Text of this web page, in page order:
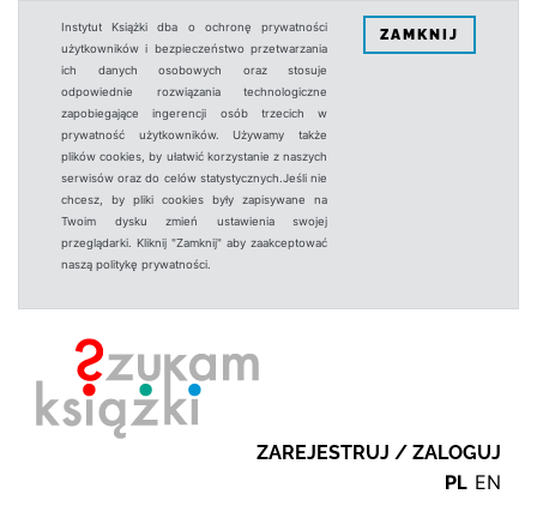
Instytut Książki dba o ochronę prywatności
użytkowników i bezpieczeństwo przetwarzania
ich danych osobowych oraz stosuje
odpowiednie rozwiązania technologiczne
zapobiegające ingerencji osób trzecich w
prywatność użytkowników. Używamy także
plików cookies, by ułatwić korzystanie z naszych
serwisów oraz do celów statystycznych.Jeśli nie
chcesz, by pliki cookies były zapisywane na
Twoim dysku zmień ustawienia swojej
przeglądarki. Kliknij "Zamknij" aby zaakceptować
naszą politykę prywatności.
ZAMKNIJ
ZAREJESTRUJ / ZALOGUJ
PL EN